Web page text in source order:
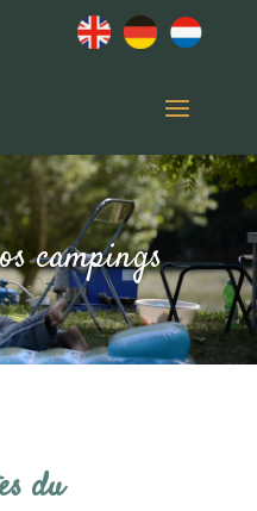
campings
du